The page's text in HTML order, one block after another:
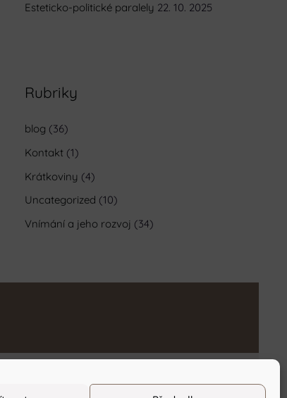
Esteticko-politické paralely 22. 10. 2025
Rubriky
blog (36)
Kontakt (1)
Krátkoviny (4)
Uncategorized (10)
Vnímání a jeho rozvoj (34)